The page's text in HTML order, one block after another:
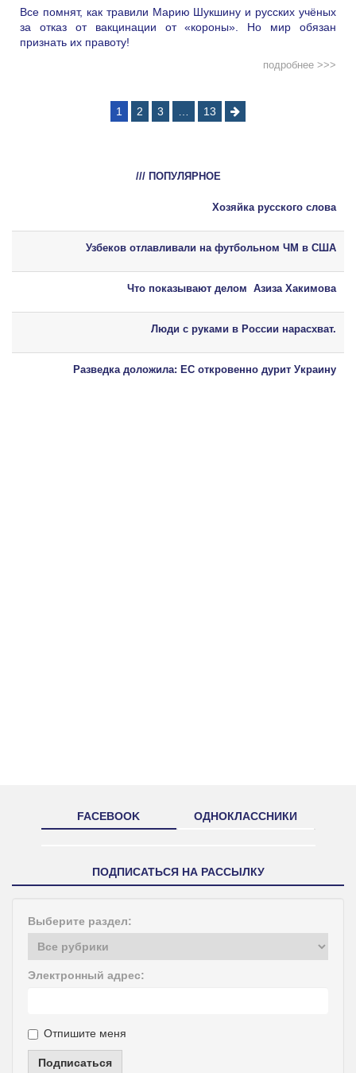
Все помнят, как травили Марию Шукшину и русских учёных
за отказ от вакцинации от «короны». Но мир обязан
признать их правоту!
подробнее >>>
1 2 3 13
/// ПОПУЛЯРНОЕ
Хозяйка русского слова
Узбеков отлавливали на футбольном ЧМ в США
Что показывают делом Азиза Хакимова
Люди с руками в России нарасхват.
Разведка доложила: ЕС откровенно дурит Украину
FACEBOOK ОДНОКЛАССНИКИ
ПОДПИСАТЬСЯ НА РАССЫЛКУ
Выберите раздел:
Электронный адрес:
Отпишите меня
Подписаться